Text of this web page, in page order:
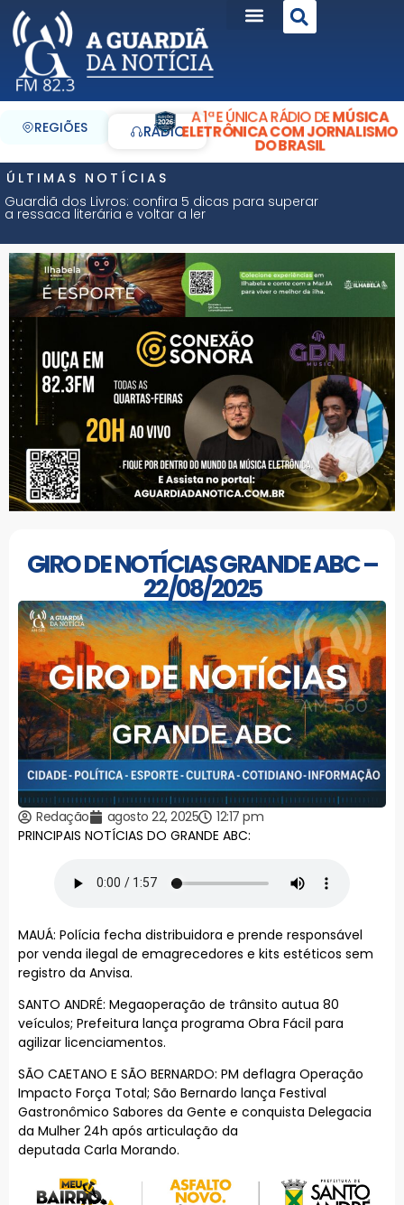
REGIÕES RÁDIO
A 1ª E ÚNICA RÁDIO DEMÚSICA
ELETRÔNICA COM JORNALISMO
DO BRASIL
ÚLTIMAS NOTÍCIAS
Guardiã dos Livros: confira 5 dicas para superar
a ressaca literária e voltar a ler
GIRO DE NOTÍCIAS GRANDE ABC –
22/08/2025
Redação agosto 22, 2025
12:17 pm
PRINCIPAIS NOTÍCIAS DO GRANDE ABC:
MAUÁ: Polícia fecha distribuidora e prende responsável
por venda ilegal de emagrecedores e kits estéticos sem
registro da Anvisa.
SANTO ANDRÉ: Megaoperação de trânsito autua 80
veículos; Prefeitura lança programa Obra Fácil para
agilizar licenciamentos.
SÃO CAETANO E SÃO BERNARDO: PM deflagra Operação
Impacto Força Total; São Bernardo lança Festival
Gastronômico Sabores da Gente e conquista Delegacia
da Mulher 24h após articulação da
deputada Carla Morando.